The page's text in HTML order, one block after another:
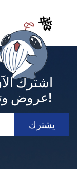
اشترك
عروض وتحديثات حصرية!